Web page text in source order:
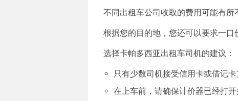
不同出租车公司收取的费用可能有所
根据您的目的地，您还可以要求一口
选择卡帕多西亚出租车司机的建议：
只有少数司机接受信用卡或借记
在上车前，请确保计价器已经打开